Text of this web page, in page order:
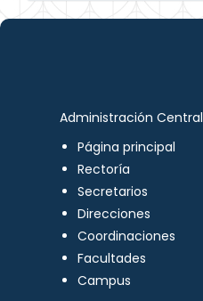
Administración Central
Página principal
Rectoría
Secretarios
Direcciones
Coordinaciones
Facultades
Campus